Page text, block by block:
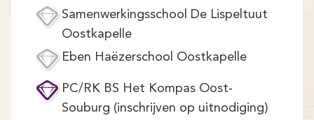
Samenwerkingsschool De Lispeltuut
Oostkapelle
Eben Haëzerschool Oostkapelle
PC/RK BS Het Kompas Oost-
Souburg (inschrijven op uitnodiging)